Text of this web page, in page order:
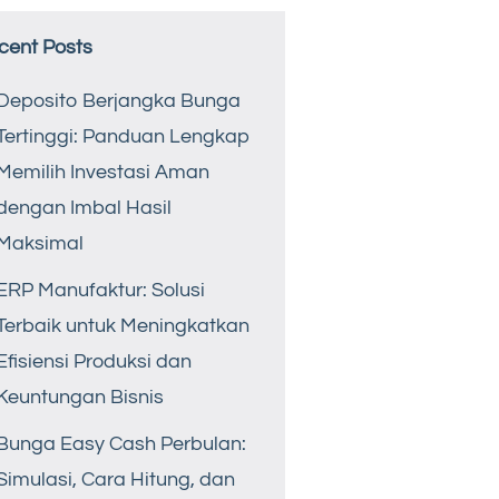
Posts
Berjangka Bunga
Panduan Lengkap
Investasi Aman
Imbal Hasil
Manufaktur: Solusi
untuk Meningkatkan
Produksi dan
Bisnis
Easy Cash Perbulan:
Cara Hitung, dan